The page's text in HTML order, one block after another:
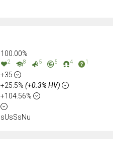
100.00%
2 8 5 5 4 1
+35
+25.5% (+0.3% HV)
+104.56%
sUsSsNu